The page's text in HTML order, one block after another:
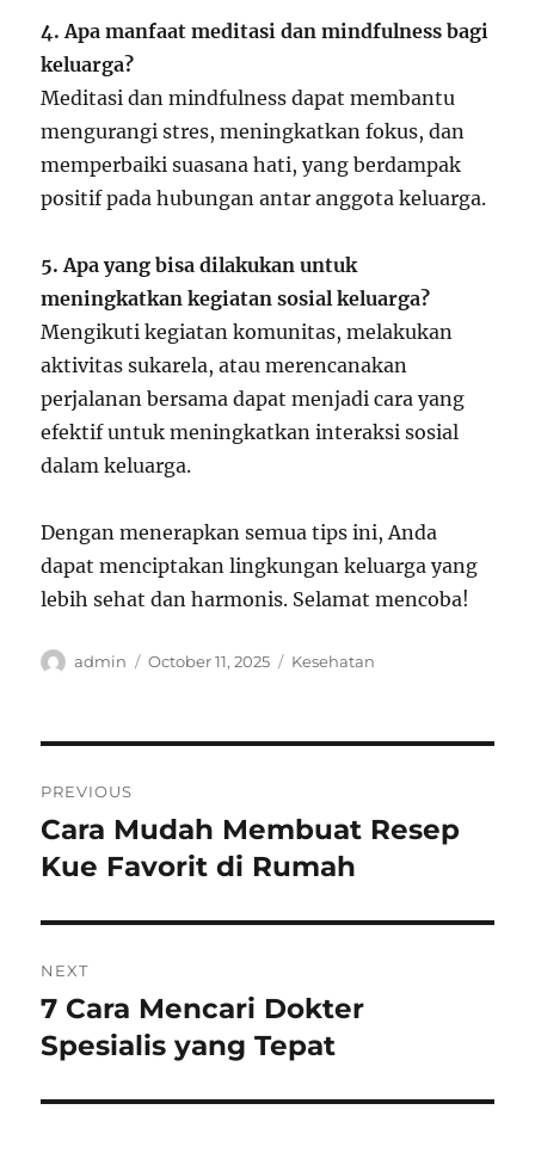
4. Apa manfaat meditasi dan mindfulness bagi
keluarga?
Meditasi dan mindfulness dapat membantu
mengurangi stres, meningkatkan fokus, dan
memperbaiki suasana hati, yang berdampak
positif pada hubungan antar anggota keluarga.
5. Apa yang bisa dilakukan untuk
meningkatkan kegiatan sosial keluarga?
Mengikuti kegiatan komunitas, melakukan
aktivitas sukarela, atau merencanakan
perjalanan bersama dapat menjadi cara yang
efektif untuk meningkatkan interaksi sosial
dalam keluarga.
Dengan menerapkan semua tips ini, Anda
dapat menciptakan lingkungan keluarga yang
lebih sehat dan harmonis. Selamat mencoba!
Author
admin
Posted
October 11, 2025 Categories
Kesehatan
navigation
PREVIOUS
Previous
post:
Cara Mudah Membuat Resep
Kue Favorit di Rumah
NEXT
Next
post:
7 Cara Mencari Dokter
Spesialis yang Tepat